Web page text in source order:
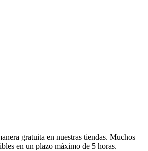
gratuita en nuestras tiendas. Muchos
en un plazo máximo de 5 horas.